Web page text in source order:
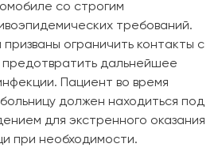
со строгим
требований.
ограничить контакты с
предотвратить дальнейшее
Пациент во время
должен находиться под
для экстренного оказания
при необходимости.